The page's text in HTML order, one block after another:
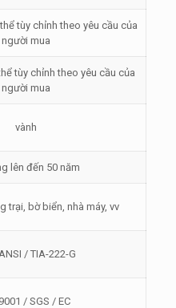
tùy chỉnh theo yêu cầu của
người mua
tùy chỉnh theo yêu cầu của
người mua
vành
lên đến 50 năm
trại, bờ biển, nhà máy, vv
/ TIA-222-G
/ SGS / EC